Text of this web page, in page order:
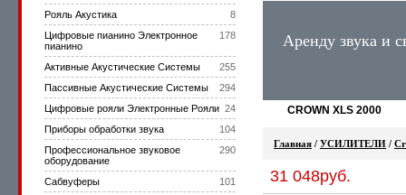
8
Рояль Акустика
178
Цифровые пианино Электронное
пианино
255
Активные Акустические Системы
294
Пассивные Акустические Системы
24
Цифровые рояли Электронные Рояли
104
Приборы обработки звука
290
Профессиональное звуковое
оборудование
101
Сабвуферы
Аренду звука и
CROWN XLS 2000
Главная / УСИЛИТЕЛИ /
31 048руб.